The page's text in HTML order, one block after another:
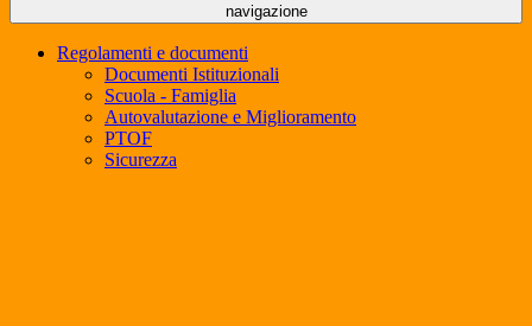
navigazione
Regolamenti e documenti
Documenti Istituzionali
Scuola - Famiglia
Autovalutazione e Miglioramento
PTOF
Sicurezza